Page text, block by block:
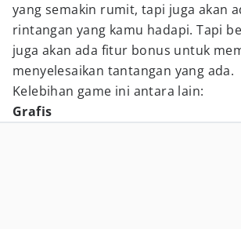
yang semakin rumit, tapi juga akan
rintangan yang kamu hadapi. Tapi
juga akan ada fitur bonus untuk
menyelesaikan tantangan yang ada.
Kelebihan game ini antara lain:
Grafis